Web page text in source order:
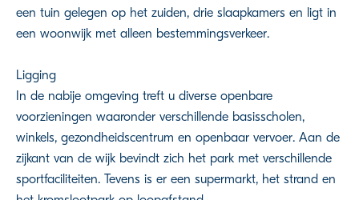
een tuin gelegen op het zuiden, drie slaapkamers en ligt in
een woonwijk met alleen bestemmingsverkeer.
Ligging
In de nabije omgeving treft u diverse openbare
voorzieningen waaronder verschillende basisscholen,
winkels, gezondheidscentrum en openbaar vervoer. Aan de
zijkant van de wijk bevindt zich het park met verschillende
sportfaciliteiten. Tevens is er een supermarkt, het strand en